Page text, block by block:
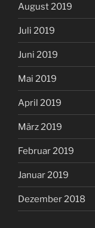
August 2019
Juli 2019
Juni 2019
Mai 2019
April 2019
März 2019
Februar 2019
Januar 2019
Dezember 2018